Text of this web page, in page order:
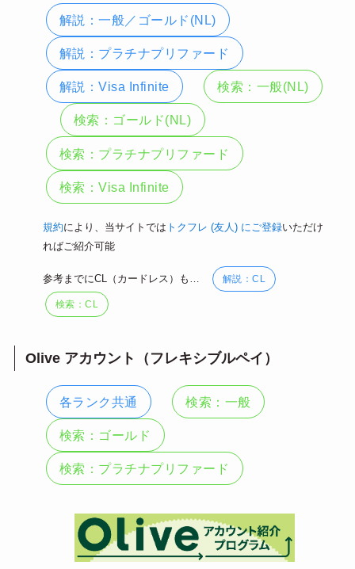
解説：一般／ゴールド(NL)
解説：プラチナプリファード
解説：Visa Infinite 検索：一般(NL)
検索：ゴールド(NL)
検索：プラチナプリファード
検索：Visa Infinite
規約により、当サイトでは トクフレ (友人) にご登録いただけ
ればご紹介可能
参考までにCL（カードレス）も… 解説：CL
検索：CL
Olive アカウント（フレキシブルペイ）
各ランク共通 検索：一般
検索：ゴールド
検索：プラチナプリファード